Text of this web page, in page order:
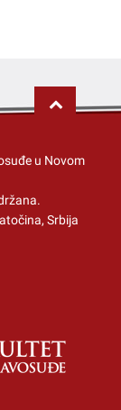
u Novom
Srbija